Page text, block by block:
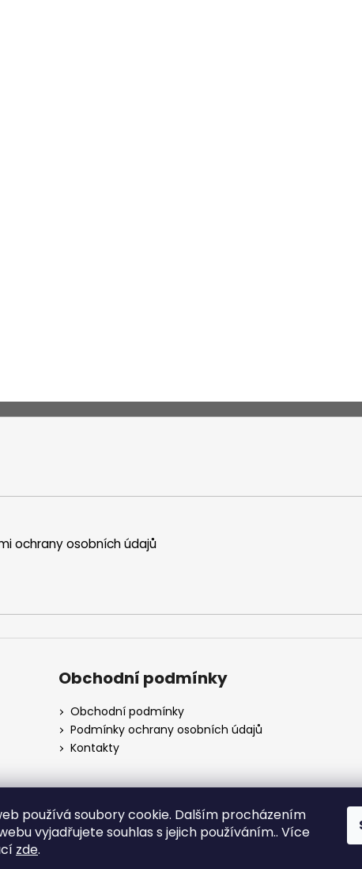
používá soubory cookie. Dalším procházením
vyjadřujete souhlas s jejich používáním.. Více
zde.
ochrany osobních údajů
Obchodní podmínky
Obchodní podmínky
Podmínky ochrany osobních údajů
Kontakty
Obchodní podmínky